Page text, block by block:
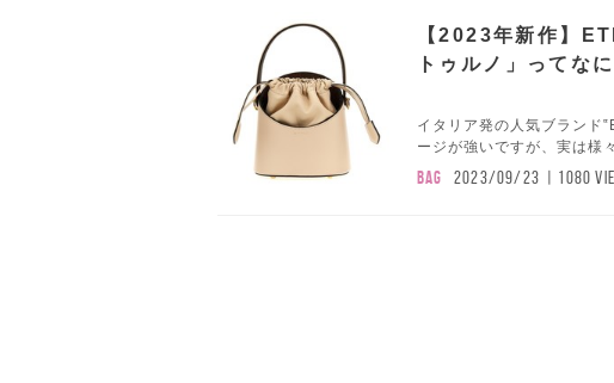
【2023年新作】
トゥルノ」ってな
イタリア発の人気ブランド
ージが強いですが、実は様
BAG 2023/09/23 1080